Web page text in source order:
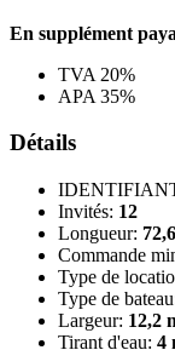
En supplément
TVA 20%
APA 35%
Détails
Invités: 12
Longueur:
Commande
Type de
Type de
Largeur: 12,2
Tirant d'eau: 4